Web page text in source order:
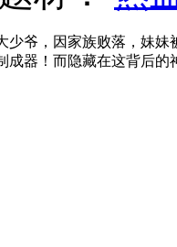
少爷，因家族败落，妹
成器！而隐藏在这背后